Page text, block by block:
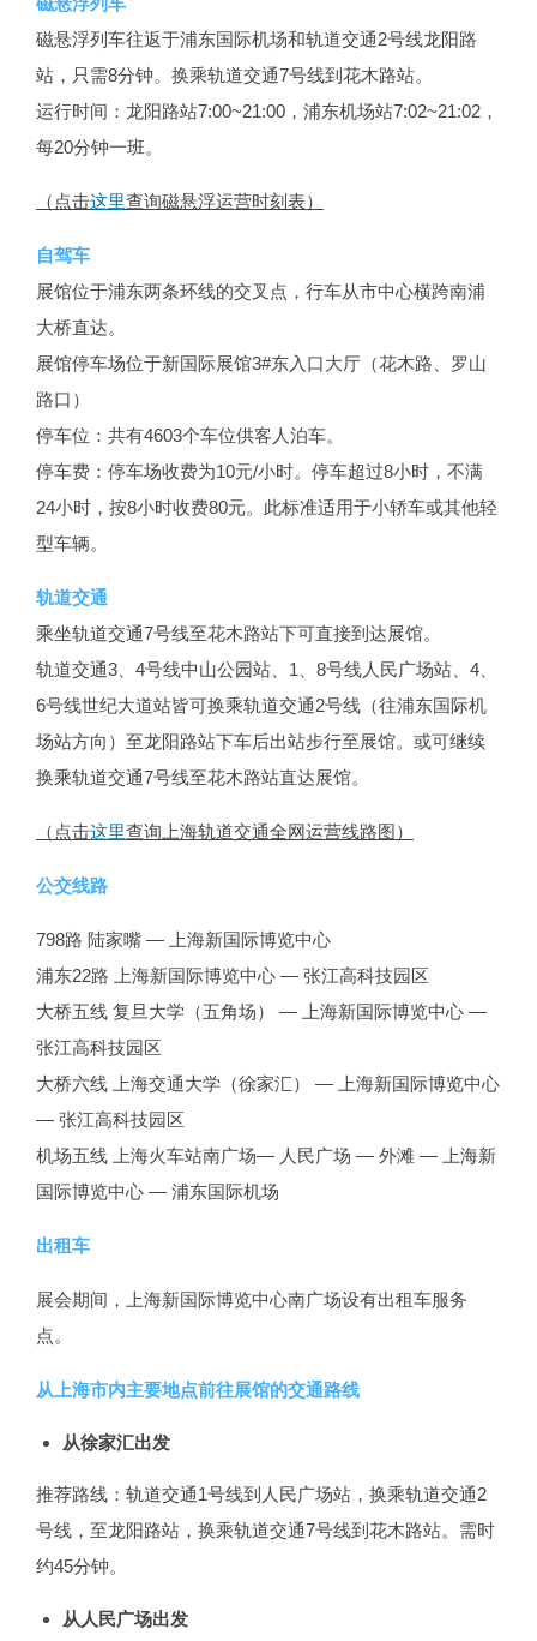
磁悬浮列车往返于浦东国际机场和轨道交通2号线龙阳路
站，只需8分钟。换乘轨道交通7号线到花木路站。
运行时间：龙阳路站7:00~21:00，浦东机场站7:02~21:02，
每20分钟一班。
（点击这里查询磁悬浮运营时刻表）
自驾车
展馆位于浦东两条环线的交叉点，行车从市中心横跨南浦
大桥直达。
展馆停车场位于新国际展馆3#东入口大厅（花木路、罗山
路口）
停车位：共有4603个车位供客人泊车。
停车费：停车场收费为10元/小时。停车超过8小时，不满
24小时，按8小时收费80元。此标准适用于小轿车或其他轻
型车辆。
轨道交通
乘坐轨道交通7号线至花木路站下可直接到达展馆。
轨道交通3、4号线中山公园站、1、8号线人民广场站、4、
6号线世纪大道站皆可换乘轨道交通2号线（往浦东国际机
场站方向）至龙阳路站下车后出站步行至展馆。或可继续
换乘轨道交通7号线至花木路站直达展馆。
（点击这里查询上海轨道交通全网运营线路图）
公交线路
798路 陆家嘴 — 上海新国际博览中心
浦东22路 上海新国际博览中心 — 张江高科技园区
大桥五线 复旦大学（五角场） — 上海新国际博览中心 —
张江高科技园区
大桥六线 上海交通大学（徐家汇） — 上海新国际博览中心
— 张江高科技园区
机场五线 上海火车站南广场— 人民广场 — 外滩 — 上海新
国际博览中心 — 浦东国际机场
出租车
展会期间，上海新国际博览中心南广场设有出租车服务
点。
从上海市内主要地点前往展馆的交通路线
从徐家汇出发
推荐路线：轨道交通1号线到人民广场站，换乘轨道交通2
号线，至龙阳路站，换乘轨道交通7号线到花木路站。需时
约45分钟。
从人民广场出发